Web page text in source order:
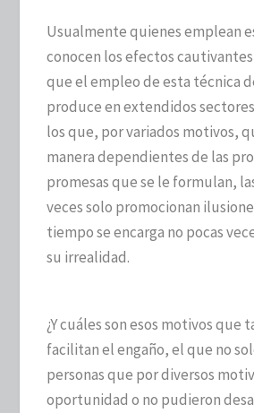
Usualmente quienes emplean
conocen los efectos
que el empleo de esta técnica
produce en extendidos
los que, por variados motivos,
manera dependientes de las
promesas que se le formulan,
veces solo promocionan
tiempo se encarga no pocas
su irrealidad.
¿Y cuáles son esos motivos que
facilitan el engaño, el que no
personas que por diversos
oportunidad o no pudieron